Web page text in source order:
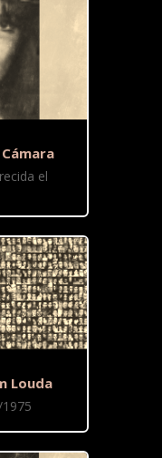
el
Louda